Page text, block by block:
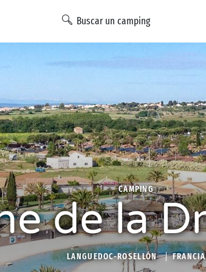
Buscar un camping
CAMPING
de la
LANGUEDOC-ROSELLÓN FRANCIA